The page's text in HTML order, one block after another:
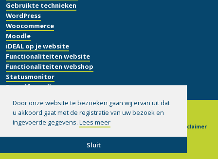
Door onze website te bezoeken gaan wij ervan uit dat
u akkoord gaat met de registratie van uw bezoek en
ingevoerde gegevens. Lees meer
Sluit
Gebruikte technieken
WordPress
Woocommerce
Moodle
iDEAL op je website
Functionaliteiten website
Functionaliteiten webshop
Statusmonitor
Bestelformulier
© 1999-2026 Sieronline B.V. | Algemene voorwaarden
Disclaimer